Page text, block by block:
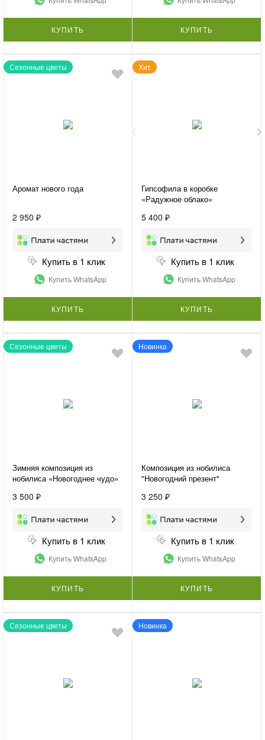
КУПИТЬ КУПИТЬ
Сезонные цветы
Аромат нового года
2 950 ₽
Купить в 1 клик
Купить WhatsApp
КУПИТЬ
Хит
Гипсофила в коробке
«Радужное облако»
5 400 ₽
Купить в 1 клик
Купить WhatsApp
КУПИТЬ
Сезонные цветы
Зимняя композиция из
нобилиса «Новогоднее чудо»
3 500 ₽
Купить в 1 клик
Купить WhatsApp
КУПИТЬ
Новинка
Композиция из нобилиса
"Новогодний презент"
3 250 ₽
Купить в 1 клик
Купить WhatsApp
КУПИТЬ
Сезонные цветы Новинка